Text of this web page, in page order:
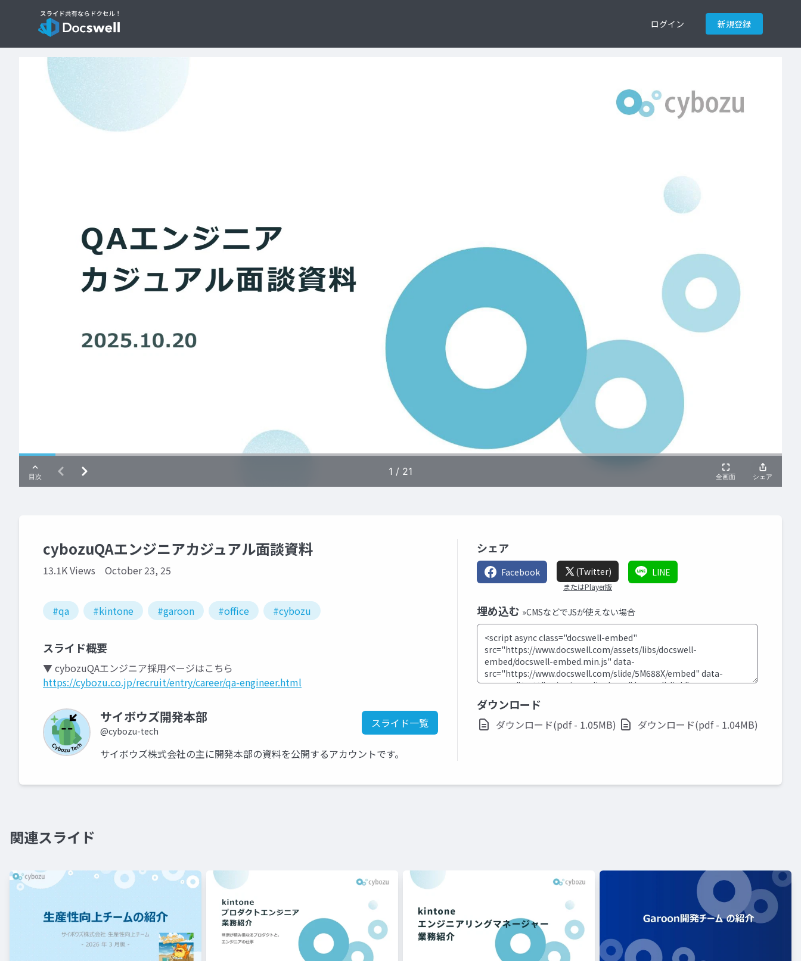
ログイン 新規登録
cybozuQAエンジニアカジュアル面談資料
13.1K Views October 23, 25
#qa #kintone #garoon #office #cybozu
スライド概要
▼ cybozuQAエンジニア採用ページはこちら
https://cybozu.co.jp/recruit/entry/career/qa-engineer.html
サイボウズ開発本部
@cybozu-tech
スライド一覧
サイボウズ株式会社の主に開発本部の資料を公開するアカウントです。
シェア
Facebook (Twitter)
またはPlayer版
LINE
埋め込む »CMSなどでJSが使えない場合
ダウンロード
ダウンロード(pdf - 1.05MB) ダウンロード(pdf - 1.04MB)
関連スライド